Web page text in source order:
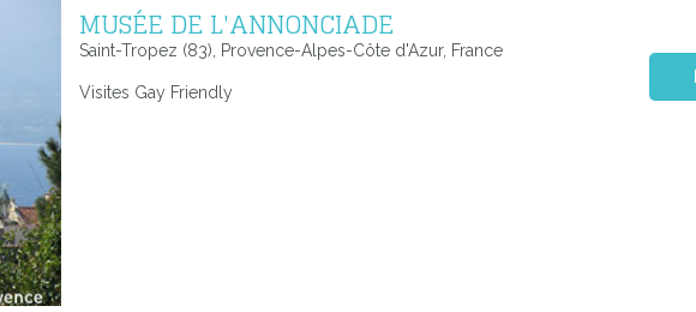
MUSÉE DE L'ANNONCIADE
Saint-Tropez (83), Provence-Alpes-Côte d'Azur, France
Visites Gay Friendly